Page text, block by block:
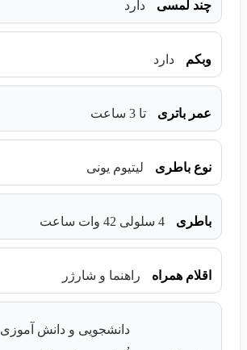
چند لمسی دارد
وبکم دارد
عمر باتری تا 3 ساعت
نوع باطری لیتیوم یونی
باطری 4 سلولی 42 وات ساعت
اقلام همراه راهنما و شارژر
دانشجویی و دانش آموزی
,